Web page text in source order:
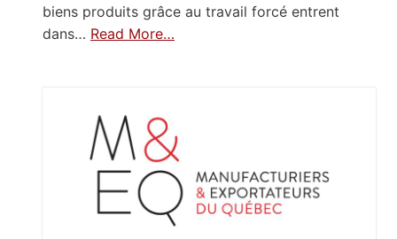
biens produits grâce au travail forcé entrent
dans… Read More…